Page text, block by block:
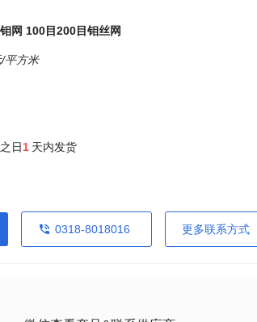
网 100目200目钼丝网
/平方米
日1 天内发货
0318-8018016 更多联系方式